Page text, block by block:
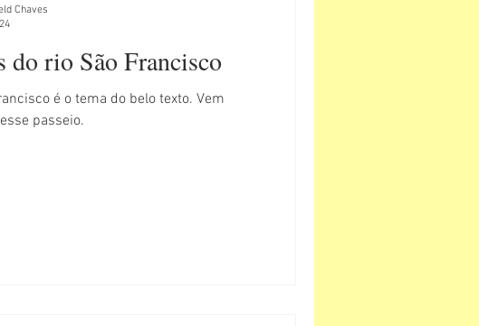
do rio São Francisco
é o tema do belo texto. Vem
passeio.
Chaves